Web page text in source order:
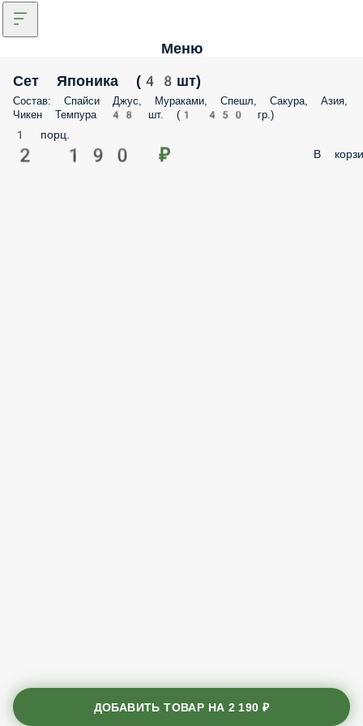
Меню
Сет Японика (48шт)
Состав: Спайси Джус, Мураками, Спешл, Сакура, Азия,
Чикен Темпура 48 шт. (1 450 гр.)
1 порц.
2 190 ₽ В
ДОБАВИТЬ ТОВАР НА 2 190 ₽